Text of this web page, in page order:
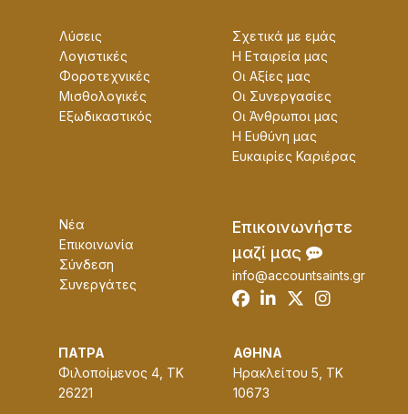
Λύσεις
Λογιστικές
Φοροτεχνικές
Μισθολογικές
Εξωδικαστικός
Σχετικά με εμάς
Η Εταɩρεία μας
Οɩ Αξίες μας
Οɩ Συνεργασίες
Οɩ Άνθρωποɩ μας
Η Ευθύνη μας
Ευκαɩρίες Καρɩέρας
Νέα
Επικοινωνία
Σύνδεση
Συνεργάτες
Επɩκοɩνωνήστε
μαζί μας
info@accountsaints.gr
ΠΑΤΡΑ
Φιλοποίμενος 4, ΤΚ
26221
ΑΘΗΝΑ
Ηρακλείτου 5, ΤΚ
10673